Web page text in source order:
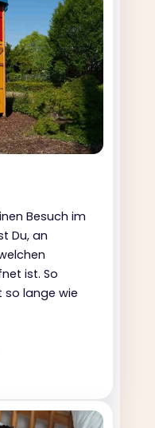
Besuch im
Du, an
ist. So
so lange wie